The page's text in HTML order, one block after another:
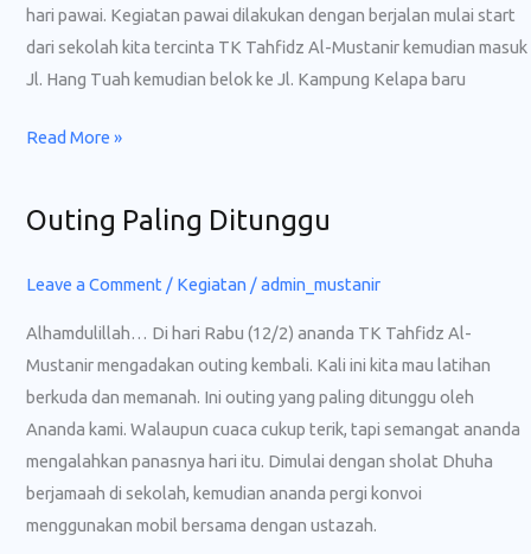
hari pawai. Kegiatan pawai dilakukan dengan berjalan mulai start
dari sekolah kita tercinta TK Tahfidz Al-Mustanir kemudian masuk
Jl. Hang Tuah kemudian belok ke Jl. Kampung Kelapa baru
Read More »
Outing Paling Ditunggu
Leave a Comment / Kegiatan /admin_mustanir
Alhamdulillah… Di hari Rabu (12/2) ananda TK Tahfidz Al-
Mustanir mengadakan outing kembali. Kali ini kita mau latihan
berkuda dan memanah. Ini outing yang paling ditunggu oleh
Ananda kami. Walaupun cuaca cukup terik, tapi semangat ananda
mengalahkan panasnya hari itu. Dimulai dengan sholat Dhuha
berjamaah di sekolah, kemudian ananda pergi konvoi
menggunakan mobil bersama dengan ustazah.
Outing
Ditunggu